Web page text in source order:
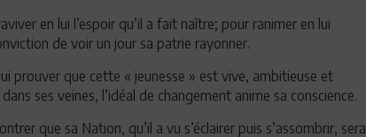
en lui l’espoir qu’il a fait naître; pour ranimer en lui
de voir un jour sa patrie rayonner.
prouver que cette « jeunesse » est vive, ambitieuse et
ses veines, l’idéal de changement anime sa conscience.
que sa Nation, qu’il a vu s’éclairer puis s’assombrir, sera